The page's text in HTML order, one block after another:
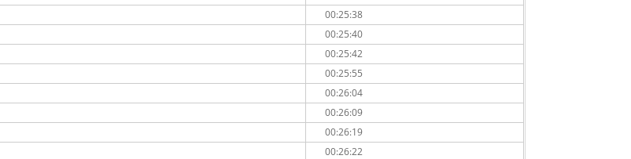
00:25:38
00:25:40
00:25:42
00:25:55
00:26:04
00:26:09
00:26:19
00:26:22